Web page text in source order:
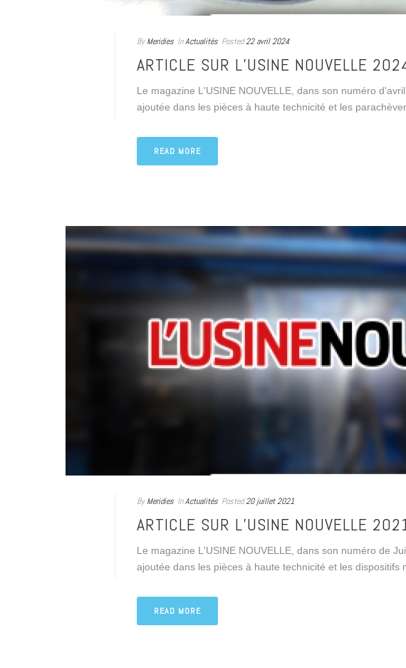
By Meridies InActualités Posted22 avril 2024
ARTICLE SUR L’USINE NOUVELLE
Le magazine L'USINE NOUVELLE, dans son numéro
ajoutée dans les pièces à haute technicité et les
READ MORE
By Meridies InActualités Posted20 juillet 2021
ARTICLE SUR L’USINE NOUVELLE
Le magazine L'USINE NOUVELLE, dans son numéro de
ajoutée dans les pièces à haute technicité et les dispositifs
READ MORE